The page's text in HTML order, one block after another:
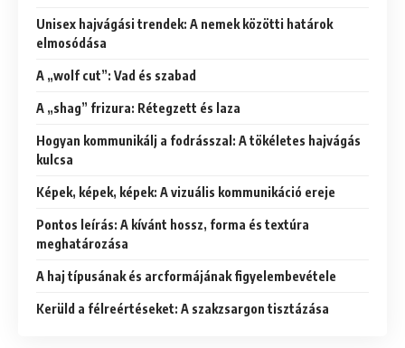
Unisex hajvágási trendek: A nemek közötti határok
elmosódása
A „wolf cut”: Vad és szabad
A „shag” frizura: Rétegzett és laza
Hogyan kommunikálj a fodrásszal: A tökéletes hajvágás
kulcsa
Képek, képek, képek: A vizuális kommunikáció ereje
Pontos leírás: A kívánt hossz, forma és textúra
meghatározása
A haj típusának és arcformájának figyelembevétele
Kerüld a félreértéseket: A szakzsargon tisztázása